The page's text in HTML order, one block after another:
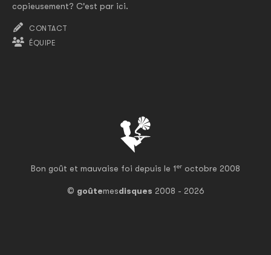
Bon goût et mauvaise foi depuis le 1er octobre 2008
© goûtemesdisques 2008 - 2026
copieusement? C'est par ici.
CONTACT
ÉQUIPE